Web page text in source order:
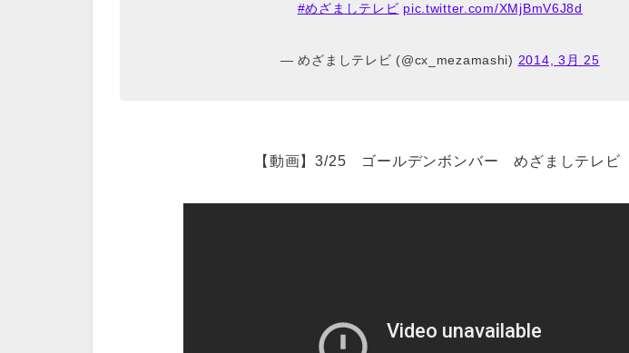
#めざましテレビ pic.twitter.com/XMjBmV6J8d
— めざましテレビ (@cx_mezamashi) 2014, 3月 25
【動画】3/25 ゴールデンボンバー めざましテレビ